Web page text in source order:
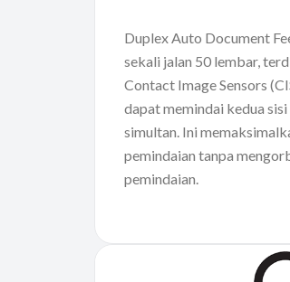
Duplex Auto Document
sekali jalan 50 lembar,
Contact Image Sensors
dapat memindai kedua
simultan. Ini
pemindaian tanpa
pemindaian.